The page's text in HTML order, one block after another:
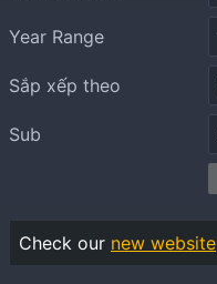
Year Range
Sắp xếp theo
Sub
Check our new website